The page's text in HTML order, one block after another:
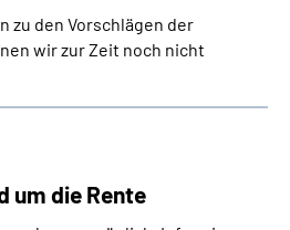
zu den Vorschlägen der
wir zur Zeit noch nicht
um die Rente